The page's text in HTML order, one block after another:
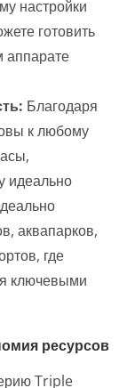
настройки
готовить
аппарате
Благодаря
к любому
идеально
аквапарков,
где
ключевыми
ресурсов
Triple